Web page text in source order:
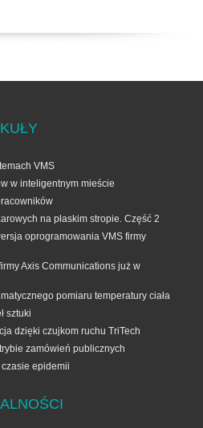
VMS
w inteligentnym mieście
na płaskim stropie. Część 2
oprogramowania VMS firmy
Axis Communications już w
pomiaru temperatury ciała
sztuki
dzięki czujkom ruchu TriTech
zamówień publicznych
epidemii